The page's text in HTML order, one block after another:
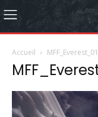
Accueil